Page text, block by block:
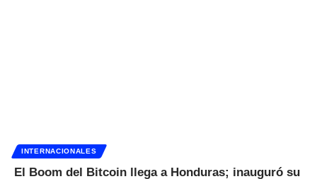
INTERNACIONALES
El Boom del Bitcoin llega a Honduras; inauguró su